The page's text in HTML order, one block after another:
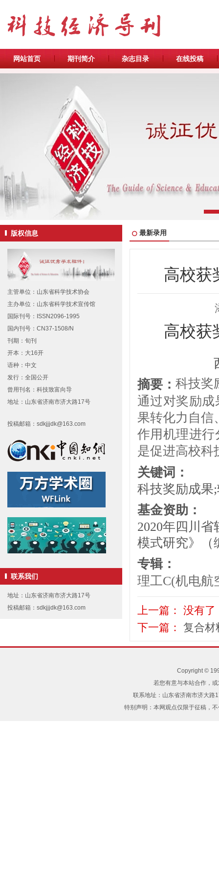
网站首页 期刊简介 杂志目录 在线投稿
版权信息
主管单位：山东省科学技术协会
主办单位：山东省科学技术宣传馆
国际刊号：ISSN2096-1995
国内刊号：CN37-1508/N
刊期：旬刊
开本：大16开
语种：中文
发行：全国公开
曾用刊名：科技致富向导
地址：山东省济南市济大路17号
投稿邮箱：sdkjjjdk@163.com
联系我们
地址：山东省济南市济大路17号
投稿邮箱：sdkjjjdk@163.com
最新录用
高校获
高校获
摘要：科技奖
通过对奖励
果转化力自信
作用机理进
是促进高校
关键词：
科技奖励成果;
基金资助：
2020年四川
模式研究》（
专辑：
理工C(机电航
上一篇： 没有了
下一篇： 复合材
Copyright ©
若您有意与本站合作，
联系地址：山东省济南市济大路
特别声明：本网观点仅限于征稿，